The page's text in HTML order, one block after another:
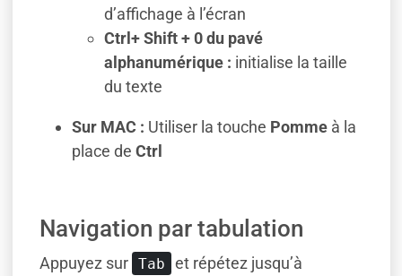
d’affichage à l’écran
Ctrl+ Shift + 0 du pavé
alphanumérique : initialise la taille
du texte
Sur MAC : Utiliser la touche Pommeà la
place de Ctrl
Navigation par tabulation
Appuyez sur Tab
et répétez jusqu’à